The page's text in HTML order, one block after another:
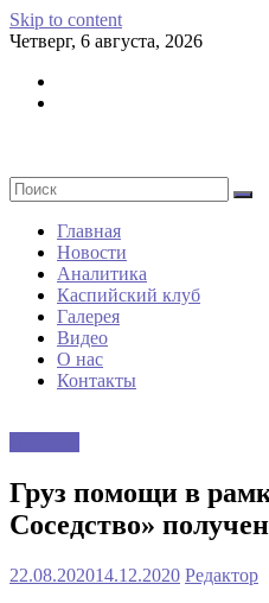
Skip to content
Четверг, 6 августа, 2026
Главная
Новости
Аналитика
Каспийский клуб
Галерея
Видео
О нас
Контакты
Груз помощи в
Соседство»
22.08.202014.12.2020 Редактор